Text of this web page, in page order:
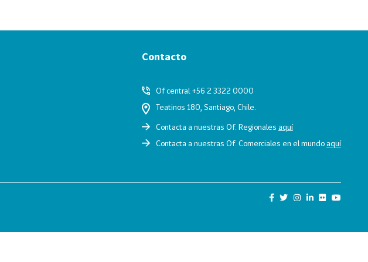
Contacto
Of central +56 2 3322 0000
Teatinos 180, Santiago, Chile.
Contacta a nuestras Of. Regionales aquí
Contacta a nuestras Of. Comerciales en el mundoaquí